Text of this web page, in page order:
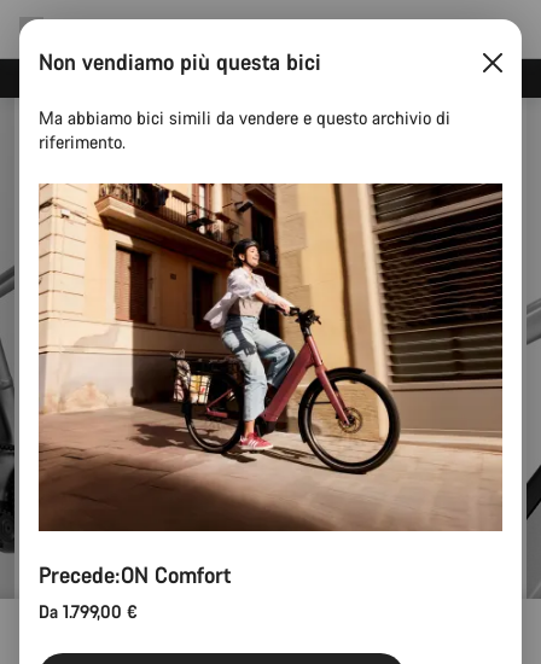
Risparmia con la newsletter Canyon
Precede:ON 7
Non vendiamo più questa bici
Ma abbiamo bici simili da vendere e questo archivio di
riferimento.
Precede:ON Comfort
Da 1.799,00 €